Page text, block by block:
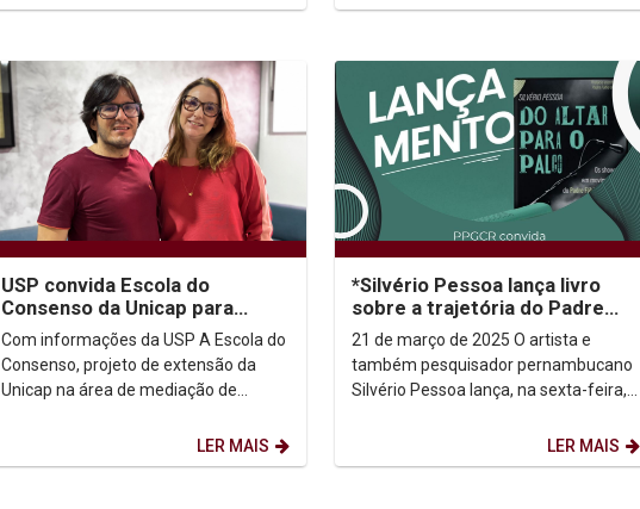
USP convida Escola do
Consenso da Unicap para
lançamento de Núcleo de
Inovação
Com informações da USP A Escola do
Consenso, projeto de extensão da
Unicap na área de mediação de
LER MAIS
*Silvério Pessoa lança livro
sobre a trajetória do Padre
Fábio de Melo na sexta-feira,
21 de...
21 de março de 2025 O artista e
também pesquisador pernambucano
Silvério Pessoa lança, na sexta-feira,
LER MAIS